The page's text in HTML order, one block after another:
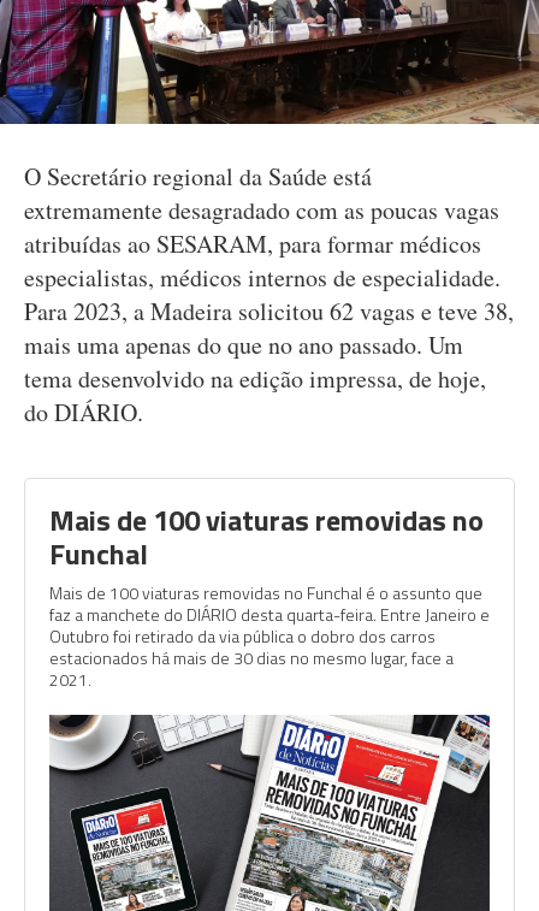
O Secretário regional da Saúde está
extremamente desagradado com as poucas vagas
atribuídas ao SESARAM, para formar médicos
especialistas, médicos internos de especialidade.
Para 2023, a Madeira solicitou 62 vagas e teve 38,
mais uma apenas do que no ano passado. Um
tema desenvolvido na edição impressa, de hoje,
do DIÁRIO.
Mais de 100 viaturas removidas no
Funchal
Mais de 100 viaturas removidas no Funchal é o assunto que
faz a manchete do DIÁRIO desta quarta-feira. Entre Janeiro e
Outubro foi retirado da via pública o dobro dos carros
estacionados há mais de 30 dias no mesmo lugar, face a
2021.